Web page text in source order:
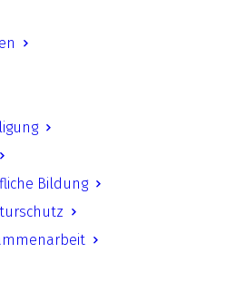
Bildung
wird eine Lizenz bei
benötigt.
Tab öffnen
Zurück